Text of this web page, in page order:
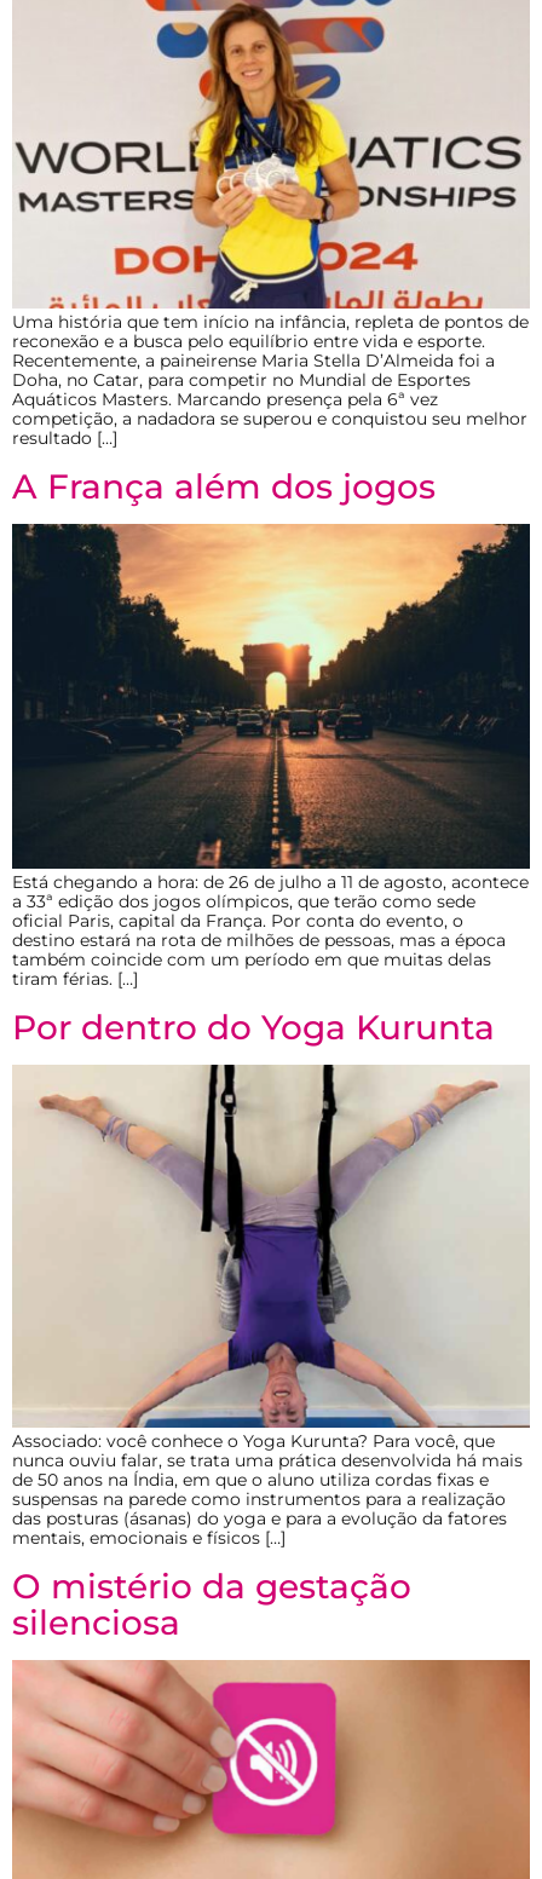
Uma história que tem início na infância, repleta de pontos de
reconexão e a busca pelo equilíbrio entre vida e esporte.
Recentemente, a paineirense Maria Stella D’Almeida foi a
Doha, no Catar, para competir no Mundial de Esportes
Aquáticos Masters. Marcando presença pela 6ª vez
competição, a nadadora se superou e conquistou seu melhor
resultado […]
A França além dos jogos
Está chegando a hora: de 26 de julho a 11 de agosto, acontece
a 33ª edição dos jogos olímpicos, que terão como sede
oficial Paris, capital da França. Por conta do evento, o
destino estará na rota de milhões de pessoas, mas a época
também coincide com um período em que muitas delas
tiram férias. […]
Por dentro do Yoga Kurunta
Associado: você conhece o Yoga Kurunta? Para você, que
nunca ouviu falar, se trata uma prática desenvolvida há mais
de 50 anos na Índia, em que o aluno utiliza cordas fixas e
suspensas na parede como instrumentos para a realização
das posturas (ásanas) do yoga e para a evolução da fatores
mentais, emocionais e físicos […]
O mistério da gestação
silenciosa